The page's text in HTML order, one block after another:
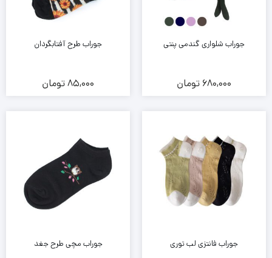
جوراب شلواری گندمی پنتی
680,000 تومان
جوراب طرح آفتابگردان
85,000تومان
جوراب فانتزی لب توری جوراب مچی طرح جغد